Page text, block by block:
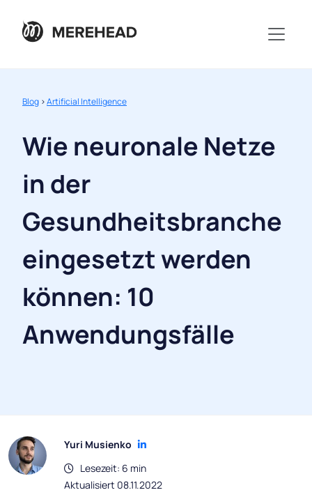
Blog >Artificial Intelligence
Wie neuronale Netze
in der
Gesundheitsbranche
eingesetzt werden
können: 10
Anwendungsfälle
Yuri Musienko
Lesezeit: 6 min
Aktualisiert 08.11.2022